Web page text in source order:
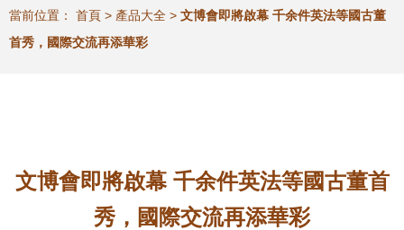
當前位置： 首頁 > 產品大全 > 文博會即將啟幕 千余件英法等國古董
首秀，國際交流再添華彩
文博會即將啟幕 千余件英法等國古董首
秀，國際交流再添華彩